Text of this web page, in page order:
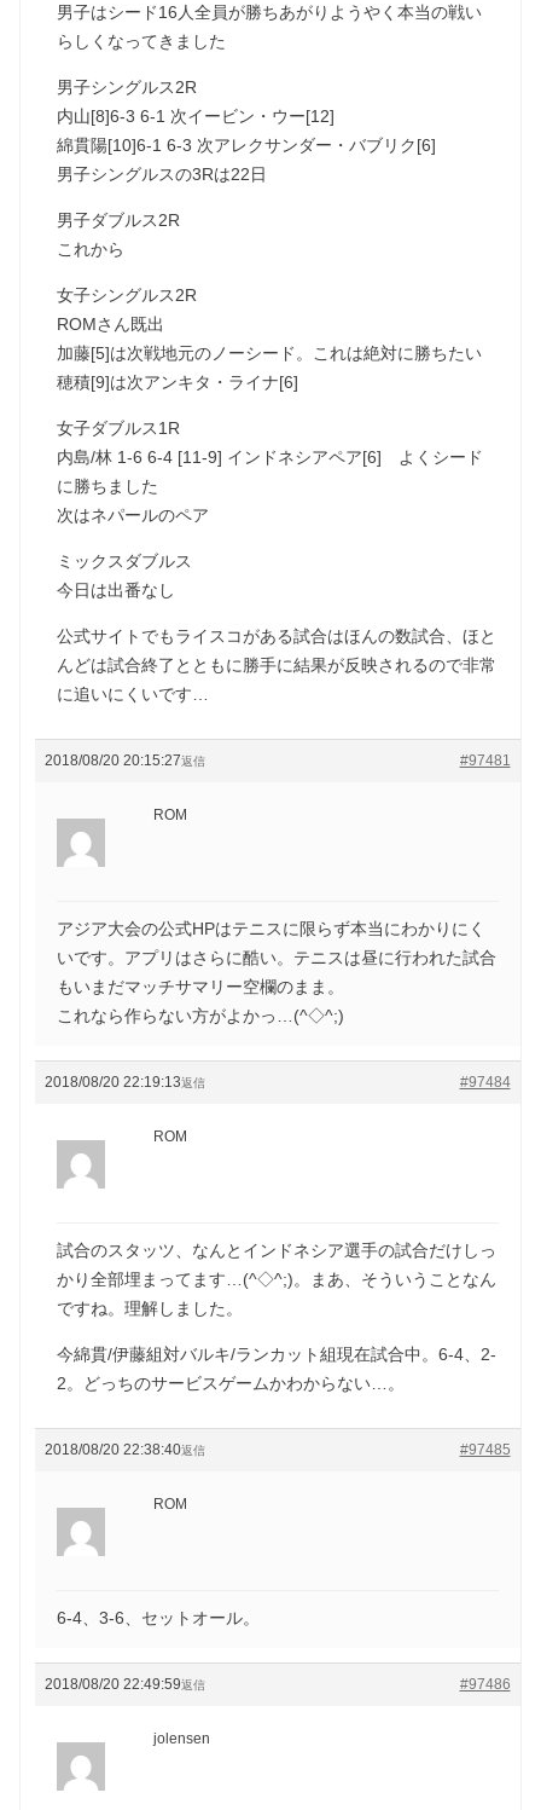
男子はシード16人全員が勝ちあがりようやく本当の戦い
らしくなってきました
男子シングルス2R
内山[8]6-3 6-1 次イービン・ウー[12]
綿貫陽[10]6-1 6-3 次アレクサンダー・バブリク[6]
男子シングルスの3Rは22日
男子ダブルス2R
これから
女子シングルス2R
ROMさん既出
加藤[5]は次戦地元のノーシード。これは絶対に勝ちたい
穂積[9]は次アンキタ・ライナ[6]
女子ダブルス1R
内島/林 1-6 6-4 [11-9] インドネシアペア[6] よくシード
に勝ちました
次はネパールのペア
ミックスダブルス
今日は出番なし
公式サイトでもライスコがある試合はほんの数試合、ほと
んどは試合終了とともに勝手に結果が反映されるので非常
に追いにくいです…
2018/08/20 20:15:27 #97481
返信
ROM
アジア大会の公式HPはテニスに限らず本当にわかりにく
いです。アプリはさらに酷い。テニスは昼に行われた試合
もいまだマッチサマリー空欄のまま。
これなら作らない方がよかっ…(^◇^;)
2018/08/20 22:19:13 #97484
返信
ROM
試合のスタッツ、なんとインドネシア選手の試合だけしっ
かり全部埋まってます…(^◇^;)。まあ、そういうことなん
ですね。理解しました。
今綿貫/伊藤組対バルキ/ランカット組現在試合中。6-4、2-
2。どっちのサービスゲームかわからない…。
2018/08/20 22:38:40 #97485
返信
ROM
6-4、3-6、セットオール。
2018/08/20 22:49:59 #97486
返信
jolensen